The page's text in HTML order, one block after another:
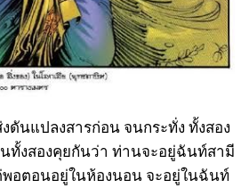
นแปลงสารก่อน จนกระทั่ง ทั้งสอง
ทั้งสองคุยกันว่า ท่านจะอยู่ฉันท์สามี
อตอนอยู่ในห้องนอน จะอยู่ในฉันท์